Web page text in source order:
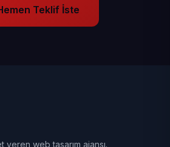
Teklif İste
web tasarım ajansı.